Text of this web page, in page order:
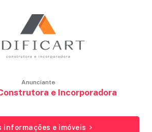
Anunciante
e Incorporadora
informações e imóveis